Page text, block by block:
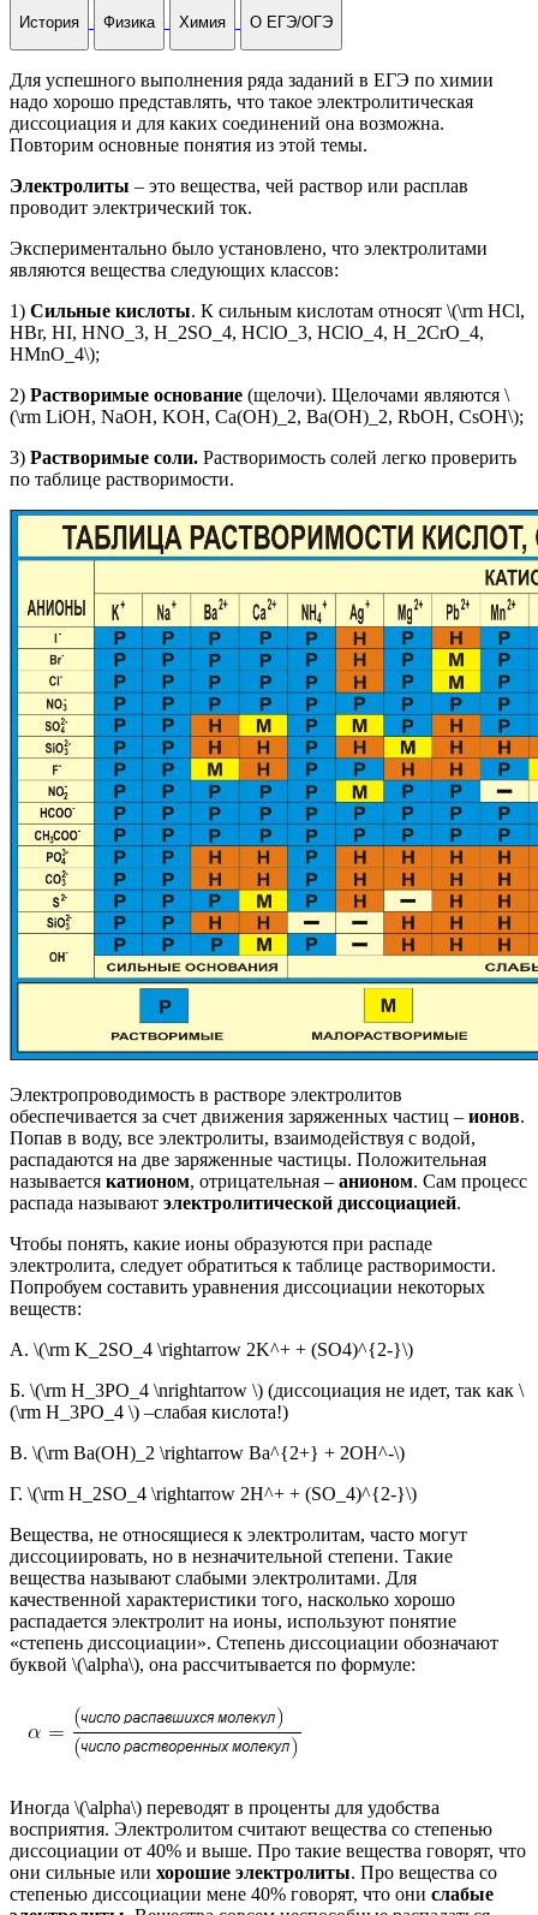
История Физика Химия О ЕГЭ/ОГЭ
Для успешного выполнения ряда заданий в ЕГЭ по химии
надо хорошо представлять, что такое электролитическая
диссоциация и для каких соединений она возможна.
Повторим основные понятия из этой темы.
Электролиты – это вещества, чей раствор или расплав
проводит электрический ток.
Экспериментально было установлено, что электролитами
являются вещества следующих классов:
1) Сильные кислоты. К сильным кислотам относят \(\rm HCl,
HBr, HI, HNO_3, H_2SO_4, HClO_3, HClO_4, H_2CrO_4,
HMnO_4\);
2) Растворимые основание (щелочи). Щелочами являются \
(\rm LiOH, NaOH, KOH, Ca(OH)_2, Ba(OH)_2, RbOH, CsOH\);
3) Растворимые соли. Растворимость солей легко проверить
по таблице растворимости.
Электропроводимость в растворе электролитов
обеспечивается за счет движения заряженных частиц – ионов.
Попав в воду, все электролиты, взаимодействуя с водой,
распадаются на две заряженные частицы. Положительная
называется катионом, отрицательная – анионом. Сам процесс
распада называют электролитической диссоциацией.
Чтобы понять, какие ионы образуются при распаде
электролита, следует обратиться к таблице растворимости.
Попробуем составить уравнения диссоциации некоторых
веществ:
А. \(\rm K_2SO_4 \rightarrow 2K^+ + (SO4)^{2-}\)
Б. \(\rm H_3PO_4 \nrightarrow \) (диссоциация не идет, так как \
(\rm H_3PO_4 \) –слабая кислота!)
В. \(\rm Ba(OH)_2 \rightarrow Ba^{2+} + 2OH^-\)
Г. \(\rm H_2SO_4 \rightarrow 2H^+ + (SO_4)^{2-}\)
Вещества, не относящиеся к электролитам, часто могут
диссоциировать, но в незначительной степени. Такие
вещества называют слабыми электролитами. Для
качественной характеристики того, насколько хорошо
распадается электролит на ионы, используют понятие
«степень диссоциации». Степень диссоциации обозначают
буквой \(\alpha\), она рассчитывается по формуле:
Иногда \(\alpha\) переводят в проценты для удобства
восприятия. Электролитом считают вещества со степенью
диссоциации от 40% и выше. Про такие вещества говорят, что
они сильные или хорошие электролиты. Про вещества со
степенью диссоциации мене 40% говорят, что они слабые